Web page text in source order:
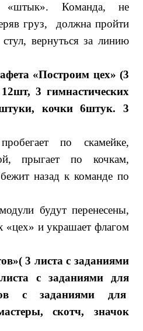
Команда, не
груз, должна пройти
вернуться за линию
«Построим цех» (3
3 гимнастических
кочки 6штук. 3
по скамейке,
прыгает по кочкам,
назад к команде по
будут перенесены,
«цех» и украшает флагом
3 листа с заданиями
с заданиями для
с заданиями для
скотч, значок